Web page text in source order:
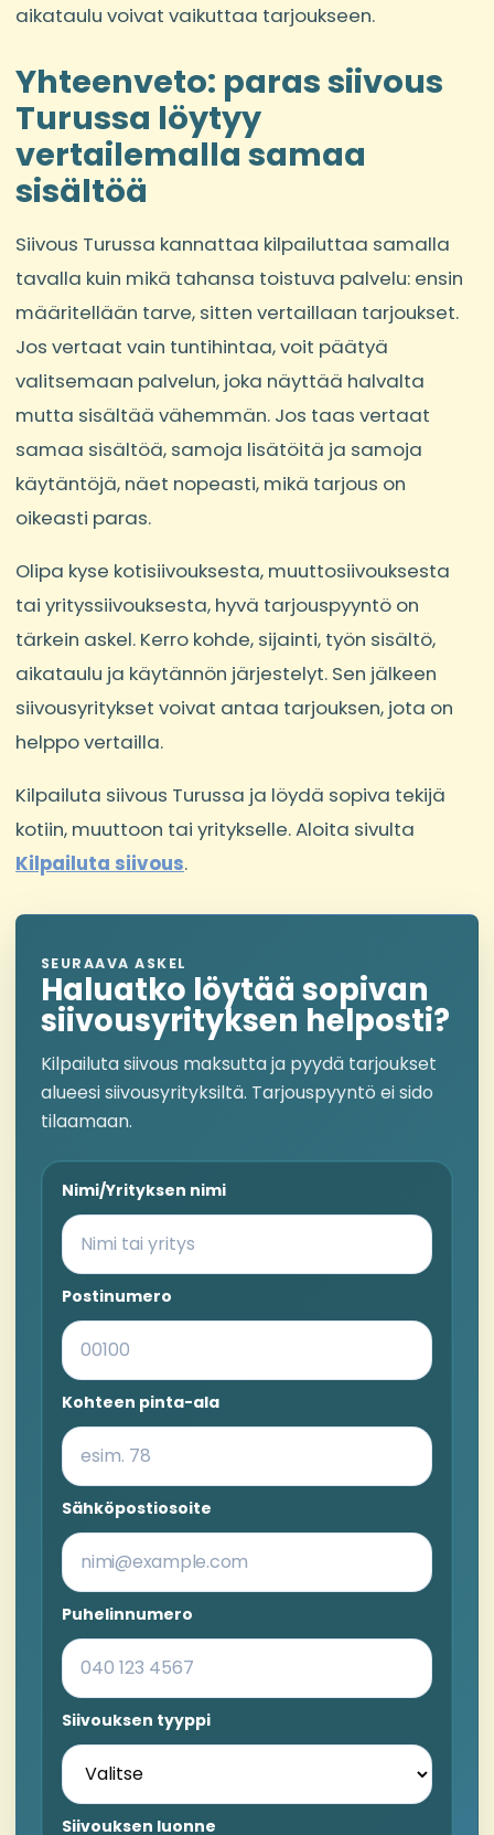
aikataulu voivat vaikuttaa tarjoukseen.
Yhteenveto: paras siivous
Turussa löytyy
vertailemalla samaa
sisältöä
Siivous Turussa kannattaa kilpailuttaa samalla
tavalla kuin mikä tahansa toistuva palvelu: ensin
määritellään tarve, sitten vertaillaan tarjoukset.
Jos vertaat vain tuntihintaa, voit päätyä
valitsemaan palvelun, joka näyttää halvalta
mutta sisältää vähemmän. Jos taas vertaat
samaa sisältöä, samoja lisätöitä ja samoja
käytäntöjä, näet nopeasti, mikä tarjous on
oikeasti paras.
Olipa kyse kotisiivouksesta, muuttosiivouksesta
tai yrityssiivouksesta, hyvä tarjouspyyntö on
tärkein askel. Kerro kohde, sijainti, työn sisältö,
aikataulu ja käytännön järjestelyt. Sen jälkeen
siivousyritykset voivat antaa tarjouksen, jota on
helppo vertailla.
Kilpailuta siivous Turussa ja löydä sopiva tekijä
kotiin, muuttoon tai yritykselle. Aloita sivulta
Kilpailuta siivous.
SEURAAVA ASKEL
Haluatko löytää sopivan
siivousyrityksen helposti?
Kilpailuta siivous maksutta ja pyydä tarjoukset
alueesi siivousyrityksiltä. Tarjouspyyntö ei sido
tilaamaan.
Nimi/Yrityksen nimi
Postinumero
Kohteen pinta-ala
Sähköpostiosoite
Puhelinnumero
Siivouksen tyyppi
Siivouksen luonne